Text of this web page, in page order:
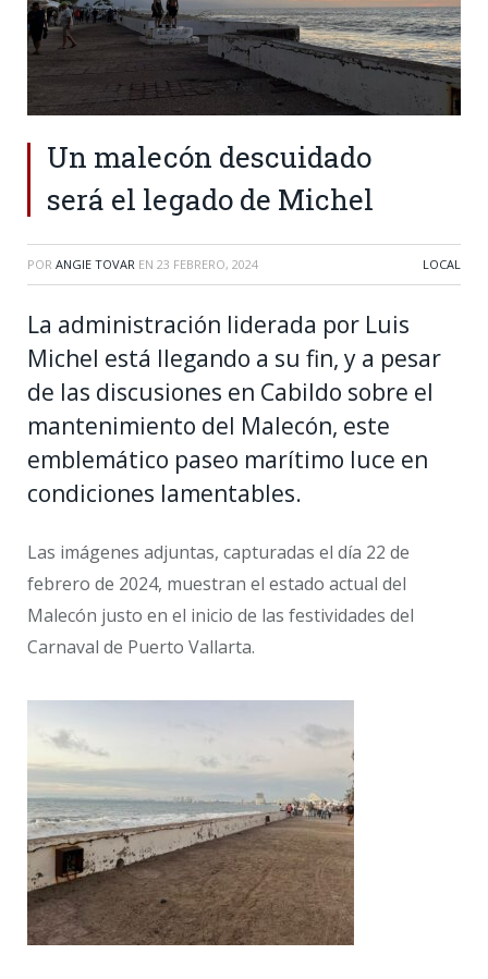
Un malecón descuidado
será el legado de Michel
POR ANGIE TOVAR EN 23 FEBRERO, 2024 LOCAL
La administración liderada por Luis
Michel está llegando a su fin, y a pesar
de las discusiones en Cabildo sobre el
mantenimiento del Malecón, este
emblemático paseo marítimo luce en
condiciones lamentables.
Las imágenes adjuntas, capturadas el día 22 de
febrero de 2024, muestran el estado actual del
Malecón justo en el inicio de las festividades del
Carnaval de Puerto Vallarta.